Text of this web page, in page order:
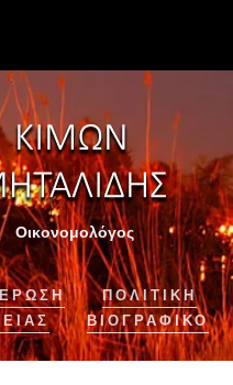
Οικονομολόγος
ΠΟΛΙΤΙΚΗ
ΒΙΟΓΡΑΦΙΚΌ